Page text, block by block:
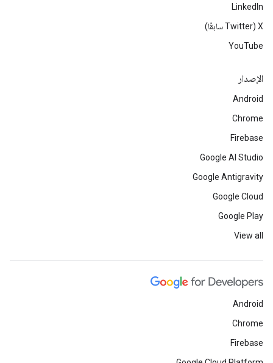
LinkedIn
‫X ‏(Twitter سابقًا)
YouTube
الإصدار
Android
Chrome
Firebase
Google AI Studio
Google Antigravity
Google Cloud
Google Play
View all
Android
Chrome
Firebase